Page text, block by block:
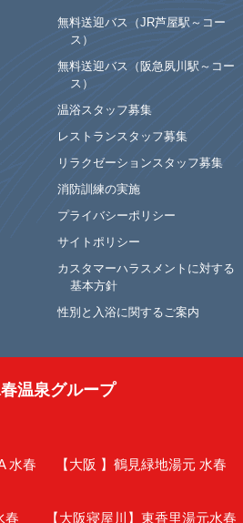
無料送迎バス（JR芦屋駅～コー
ス）
無料送迎バス（阪急夙川駅～コー
ス）
温浴スタッフ募集
レストランスタッフ募集
リラクゼーションスタッフ募集
消防訓練の実施
プライバシーポリシー
サイトポリシー
カスタマーハラスメントに対する
基本方針
性別と入浴に関するご案内
温泉グループ
水春
【大阪 】 鶴見緑地湯元 水春
春 【大阪寝屋川】 東香里湯元水春